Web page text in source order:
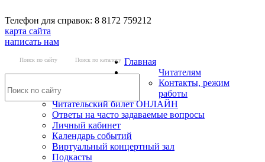
Телефон для справок: 8 8172 759212
карта сайта
написать нам
Поиск по сайту Поиск по каталогу Главная
Читателям
Контакты, режим
работы
Читательский билет ОНЛАЙН
Ответы на часто задаваемые вопросы
Личный кабинет
Календарь событий
Виртуальный концертный зал
Подкасты